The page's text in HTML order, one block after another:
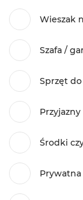
Wieszak
Szafa /
Sprzęt
Środki
Prywatna